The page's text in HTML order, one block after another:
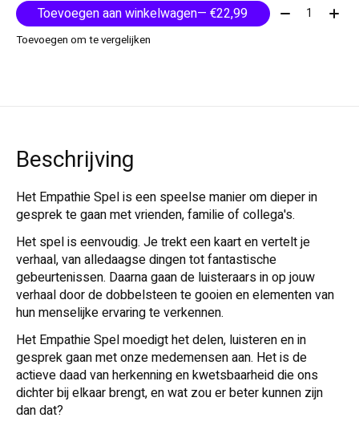
Toevoegen aan winkelwagen
— €22,99 Aantal:
Toevoegen om te vergelijken
Beschrijving
Het Empathie Spel is een speelse manier om dieper in
gesprek te gaan met vrienden, familie of collega's.
Het spel is eenvoudig. Je trekt een kaart en vertelt je
verhaal, van alledaagse dingen tot fantastische
gebeurtenissen. Daarna gaan de luisteraars in op jouw
verhaal door de dobbelsteen te gooien en elementen van
hun menselijke ervaring te verkennen.
Het Empathie Spel moedigt het delen, luisteren en in
gesprek gaan met onze medemensen aan. Het is de
actieve daad van herkenning en kwetsbaarheid die ons
dichter bij elkaar brengt, en wat zou er beter kunnen zijn
dan dat?